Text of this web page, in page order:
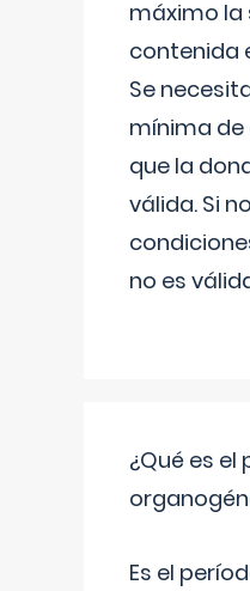
máximo la
contenida
Se
mínima de
que la
válida. Si
no es
¿Qué es el
Es el